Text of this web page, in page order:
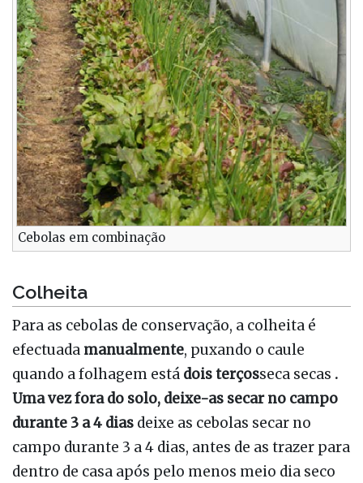
Cebolas em combinação
Colheita
Para as cebolas de conservação, a colheita é
efectuada manualmente, puxando o caule
quando a folhagem está dois terçosseca secas .
Uma vez fora do solo, deixe-as secar no campo
durante 3 a 4 dias deixe as cebolas secar no
campo durante 3 a 4 dias, antes de as trazer para
dentro de casa após pelo menos meio dia seco